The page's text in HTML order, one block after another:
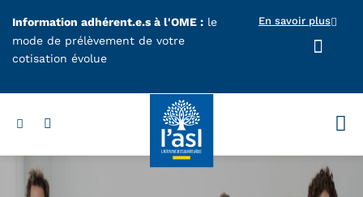
Information adhérent.e.s à l'OME : le
mode de prélèvement de votre
cotisation évolue
En savoir plus